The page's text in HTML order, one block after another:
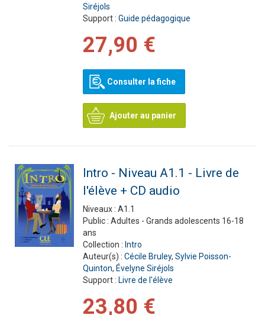
Siréjols
Support : Guide pédagogique
27,90 €
Consulter la fiche
Ajouter au panier
Intro - Niveau A1.1 - Livre de
l'élève + CD audio
Niveaux : A1.1
Public : Adultes - Grands adolescents 16-18
ans
Collection : Intro
Auteur(s) : Cécile Bruley, Sylvie Poisson-
Quinton, Évelyne Siréjols
Support : Livre de l'élève
23,80 €